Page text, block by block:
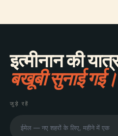
इत्मीनान की
बखूबी सुनाई गई।
जुड़े रहें